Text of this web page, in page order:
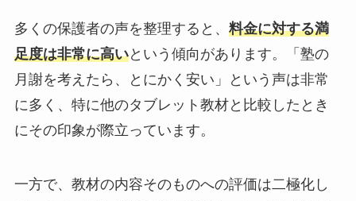
多くの保護者の声を整理すると、 料金に対する満
足度は非常に高いという傾向があります。「塾の
月謝を考えたら、とにかく安い」という声は非常
に多く、特に他のタブレット教材と比較したとき
にその印象が際立っています。
一方で、教材の内容そのものへの評価は二極化し